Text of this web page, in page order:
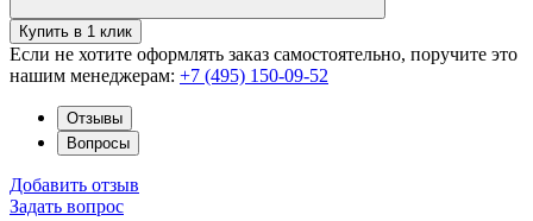
Купить в 1 клик
Если не хотите оформлять заказ самостоятельно, поручите это
нашим менеджерам: +7 (495) 150-09-52
Отзывы
Вопросы
Добавить отзыв
Задать вопрос